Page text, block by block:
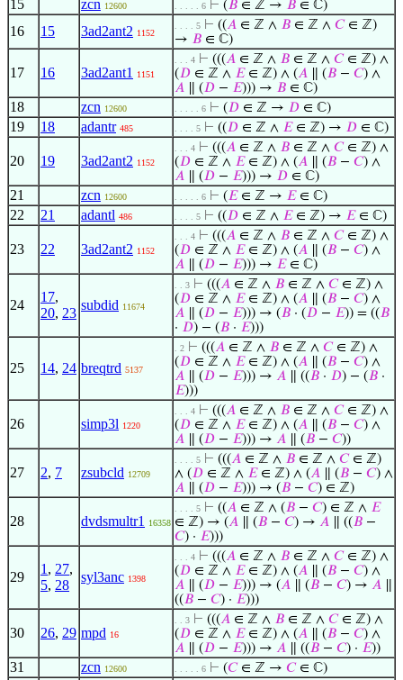
15 zcn 12600 . . . . . 6 ⊢ (𝐵 ∈ ℤ → 𝐵 ∈ ℂ)
16 15 3ad2ant2 1152
. . . . 5 ⊢ ((𝐴 ∈ ℤ ∧ 𝐵 ∈ ℤ ∧ 𝐶∈ ℤ)
→ 𝐵 ∈ ℂ)
17 16 3ad2ant1 1151
. . . 4 ⊢ (((𝐴 ∈ ℤ ∧ 𝐵 ∈ ℤ ∧ 𝐶∈ ℤ) ∧
(𝐷 ∈ ℤ ∧ 𝐸∈ ℤ) ∧ (𝐴 ∥ (𝐵 − 𝐶) ∧
𝐴 ∥ (𝐷 − 𝐸))) → 𝐵 ∈ ℂ)
18 zcn 12600 . . . . . 6 ⊢ (𝐷 ∈ ℤ → 𝐷 ∈ ℂ)
19 18 adantr 485 . . . . 5 ⊢ ((𝐷 ∈ ℤ ∧ 𝐸∈ ℤ) → 𝐷 ∈ ℂ)
20 19 3ad2ant2 1152
. . . 4 ⊢ (((𝐴 ∈ ℤ ∧ 𝐵 ∈ ℤ ∧ 𝐶∈ ℤ) ∧
(𝐷 ∈ ℤ ∧ 𝐸∈ ℤ) ∧ (𝐴 ∥ (𝐵 − 𝐶) ∧
𝐴 ∥ (𝐷 − 𝐸))) → 𝐷 ∈ ℂ)
21 zcn 12600 . . . . . 6 ⊢ (𝐸∈ ℤ → 𝐸∈ ℂ)
22 21 adantl 486 . . . . 5 ⊢ ((𝐷 ∈ ℤ ∧ 𝐸∈ ℤ) → 𝐸∈ ℂ)
23 22 3ad2ant2 1152
. . . 4 ⊢ (((𝐴 ∈ ℤ ∧ 𝐵 ∈ ℤ ∧ 𝐶∈ ℤ) ∧
(𝐷 ∈ ℤ ∧ 𝐸∈ ℤ) ∧ (𝐴 ∥ (𝐵 − 𝐶) ∧
𝐴 ∥ (𝐷 − 𝐸))) → 𝐸∈ ℂ)
24
17,
20, 23
subdid 11674
. . 3 ⊢ (((𝐴 ∈ ℤ ∧ 𝐵 ∈ ℤ ∧ 𝐶∈ ℤ) ∧
(𝐷 ∈ ℤ ∧ 𝐸∈ ℤ) ∧ (𝐴 ∥ (𝐵 − 𝐶) ∧
𝐴 ∥ (𝐷 − 𝐸))) → (𝐵 · (𝐷 − 𝐸)) = ((𝐵
· 𝐷) − (𝐵 · 𝐸)))
25 14, 24 breqtrd 5137
. 2 ⊢ (((𝐴 ∈ ℤ ∧ 𝐵 ∈ ℤ ∧ 𝐶∈ ℤ) ∧
(𝐷 ∈ ℤ ∧ 𝐸∈ ℤ) ∧ (𝐴 ∥ (𝐵 − 𝐶) ∧
𝐴 ∥ (𝐷 − 𝐸))) → 𝐴 ∥ ((𝐵 · 𝐷) − (𝐵 ·
𝐸)))
26 simp3l 1220
. . . 4 ⊢ (((𝐴 ∈ ℤ ∧ 𝐵 ∈ ℤ ∧ 𝐶∈ ℤ) ∧
(𝐷 ∈ ℤ ∧ 𝐸∈ ℤ) ∧ (𝐴 ∥ (𝐵 − 𝐶) ∧
𝐴 ∥ (𝐷 − 𝐸))) → 𝐴 ∥ (𝐵 − 𝐶))
27 2, 7 zsubcld 12709
. . . . 5 ⊢ (((𝐴 ∈ ℤ ∧ 𝐵 ∈ ℤ ∧ 𝐶∈ ℤ)
∧ (𝐷 ∈ ℤ ∧ 𝐸∈ ℤ) ∧ (𝐴 ∥ (𝐵 − 𝐶) ∧
𝐴 ∥ (𝐷 − 𝐸))) → (𝐵 − 𝐶) ∈ ℤ)
28 dvdsmultr1 16358
. . . . 5 ⊢ ((𝐴 ∈ ℤ ∧ (𝐵 − 𝐶) ∈ ℤ ∧ 𝐸
∈ ℤ) → (𝐴 ∥ (𝐵 − 𝐶) → 𝐴 ∥ ((𝐵 −
𝐶) · 𝐸)))
29
1 , 27,
5, 28
syl3anc 1398
. . . 4 ⊢ (((𝐴 ∈ ℤ ∧ 𝐵 ∈ ℤ ∧ 𝐶∈ ℤ) ∧
(𝐷 ∈ ℤ ∧ 𝐸∈ ℤ) ∧ (𝐴 ∥ (𝐵 − 𝐶) ∧
𝐴 ∥ (𝐷 − 𝐸))) → (𝐴 ∥ (𝐵 − 𝐶) → 𝐴
((𝐵 − 𝐶) · 𝐸)))
30 26, 29 mpd 16
. . 3 ⊢ (((𝐴 ∈ ℤ ∧ 𝐵 ∈ ℤ ∧ 𝐶∈ ℤ) ∧
(𝐷 ∈ ℤ ∧ 𝐸∈ ℤ) ∧ (𝐴 ∥ (𝐵 − 𝐶) ∧
𝐴 ∥ (𝐷 − 𝐸))) → 𝐴 ∥ ((𝐵 − 𝐶) · 𝐸))
31 zcn 12600 . . . . . 6 ⊢ (𝐶∈ ℤ → 𝐶∈ ℂ)